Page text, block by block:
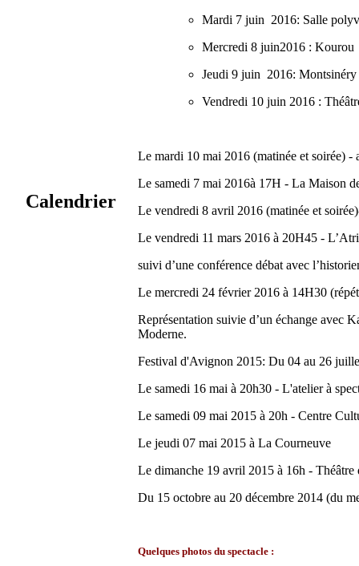
Calendrier
Mardi 7 juin 2016: Salle
Mercredi 8 juin2016 : Kourou
Jeudi 9 juin 2016: Montsinéry
Vendredi 10 juin 2016 :
Le mardi 10 mai 2016 (matinée et soirée)
Le samedi 7 mai 2016à 17H - La Maison
Le vendredi 8 avril 2016 (matinée et
Le vendredi 11 mars 2016 à 20H45 -
suivi d’une conférence débat avec
Le mercredi 24 février 2016 à 14H30
Représentation suivie d’un échange avec
Moderne.
Festival d'Avignon 2015: Du 04 au 26
Le samedi 16 mai à 20h30 - L'atelier à
Le samedi 09 mai 2015 à 20h - Centre
Le jeudi 07 mai 2015 à La Courneuve
Le dimanche 19 avril 2015 à 16h -
Du 15 octobre au 20 décembre 2014 (du
Quelques photos du spectacle :